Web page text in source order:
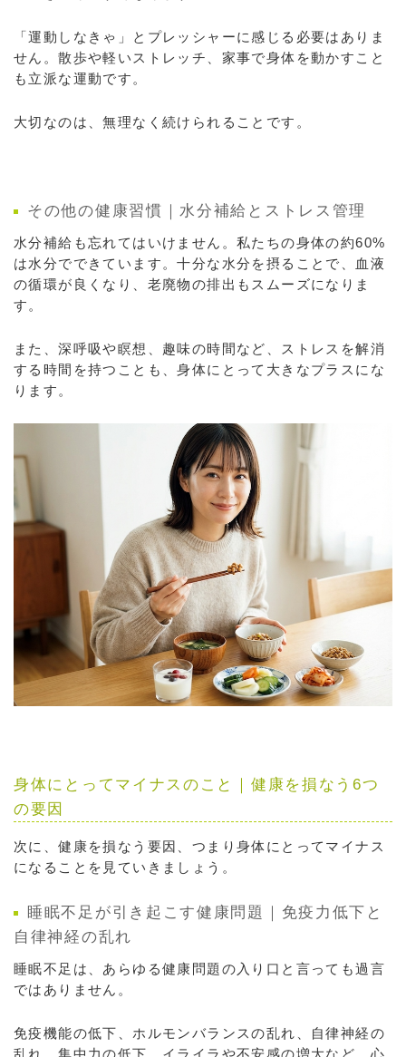
「運動しなきゃ」とプレッシャーに感じる必要はありま
せん。散歩や軽いストレッチ、家事で身体を動かすこと
も立派な運動です。
大切なのは、無理なく続けられることです。
その他の健康習慣｜水分補給とストレス管理
水分補給も忘れてはいけません。私たちの身体の約60%
は水分でできています。十分な水分を摂ることで、血液
の循環が良くなり、老廃物の排出もスムーズになりま
す。
また、深呼吸や瞑想、趣味の時間など、ストレスを解消
する時間を持つことも、身体にとって大きなプラスにな
ります。
身体にとってマイナスのこと｜健康を損なう6つ
の要因
次に、健康を損なう要因、つまり身体にとってマイナス
になることを見ていきましょう。
睡眠不足が引き起こす健康問題｜免疫力低下と
自律神経の乱れ
睡眠不足は、あらゆる健康問題の入り口と言っても過言
ではありません。
免疫機能の低下、ホルモンバランスの乱れ、自律神経の
乱れ、集中力の低下、イライラや不安感の増大など、心